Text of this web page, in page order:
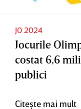
JO 2024
Jocurile
costat 6,6
publici
Citește mai mult